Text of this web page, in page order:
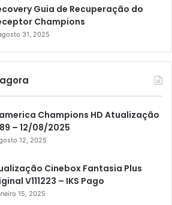
Guia de Recuperação do
Champions
31, 2025
Champions HD Atualização
– 12/08/2025
12, 2025
Cinebox Fantasia Plus
V111223 – IKS Pago
15, 2025